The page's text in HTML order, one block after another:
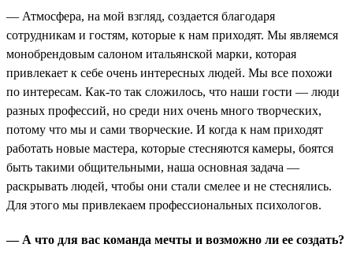
— Атмосфера, на мой взгляд, создается благодаря
сотрудникам и гостям, которые к нам приходят. Мы являемся
монобрендовым салоном итальянской марки, которая
привлекает к себе очень интересных людей. Мы все похожи
по интересам. Как-то так сложилось, что наши гости — люди
разных профессий, но среди них очень много творческих,
потому что мы и сами творческие. И когда к нам приходят
работать новые мастера, которые стесняются камеры, боятся
быть такими общительными, наша основная задача —
раскрывать людей, чтобы они стали смелее и не стеснялись.
Для этого мы привлекаем профессиональных психологов.
— А что для вас команда мечты и возможно ли ее создать?